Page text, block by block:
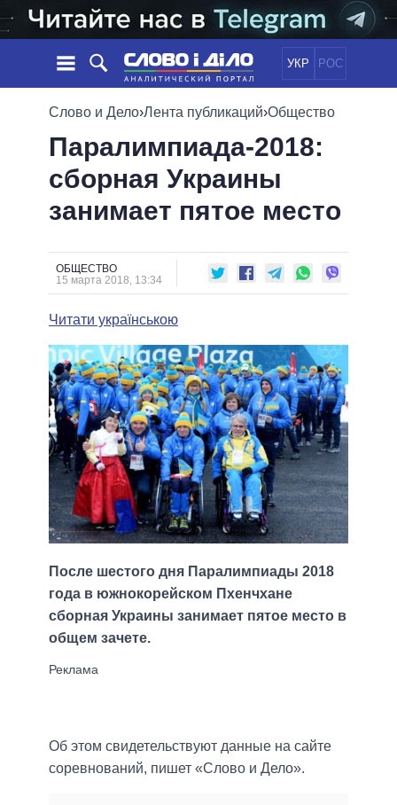
УКР РОС
НОВОСТИ
ЛЕНТА
СОБЫТИЯ
СТАТЬИ
ОБЗОРЫ
ДАЙДЖЕСТЫ
ПОЛИТИКА
ЭКОНОМИКА
ОБЩЕСТВО
ОБЕЩАНИЯ
ПОЛИТИКИ
ПРЕЗИДЕНТ И ОФИС
ВЕРХОВНАЯ РАДА
МЭРЫ
ВСЕ ПЕРСОНЫ
ВИДЕО
СРАВНЕНИЕ ПОЛИТИКОВ
Слово и Дело›Лента публикаций›Общество
Паралимпиада-2018:
сборная Украины
занимает пятое место
ОБЩЕСТВО
15 марта 2018, 13:34
Читати українською
После шестого дня Паралимпиады 2018
года в южнокорейском Пхенчхане
сборная Украины занимает пятое место в
общем зачете.
Об этом свидетельствуют данные на сайте
соревнований, пишет «Слово и Дело».